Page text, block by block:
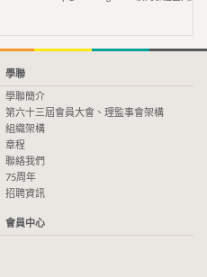
學聯
學聯簡介
第六十三屆會員大會、理監事會架構
組織架構
章程
聯絡我們
75周年
招聘資訊
會員中心